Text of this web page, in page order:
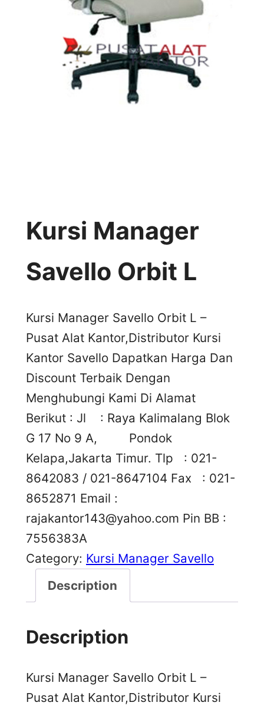
Kursi Manager
Savello Orbit L
Kursi Manager Savello Orbit L –
Pusat Alat Kantor,Distributor Kursi
Kantor Savello Dapatkan Harga Dan
Discount Terbaik Dengan
Menghubungi Kami Di Alamat
Berikut : Jl : Raya Kalimalang Blok
G 17 No 9 A, Pondok
Kelapa,Jakarta Timur. Tlp : 021-
8642083 / 021-8647104 Fax : 021-
8652871 Email :
rajakantor143@yahoo.com Pin BB :
7556383A
Category: Kursi Manager Savello
Description
Description
Kursi Manager Savello Orbit L –
Pusat Alat Kantor,Distributor Kursi